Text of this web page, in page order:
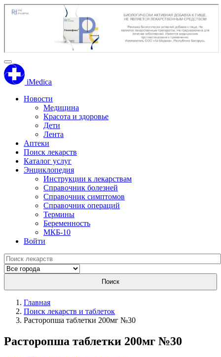
iMedica
Новости
Медицина
Красота и здоровье
Дети
Лента
Аптеки
Поиск лекарств
Каталог услуг
Энциклопедия
Инструкции к лекарствам
Справочник болезней
Справочник симптомов
Справочник операций
Термины
Беременность
МКБ-10
Войти
Поиск
Главная
Поиск лекарств и таблеток
Расторопша таблетки 200мг №30
Расторопша таблетки 200мг №30